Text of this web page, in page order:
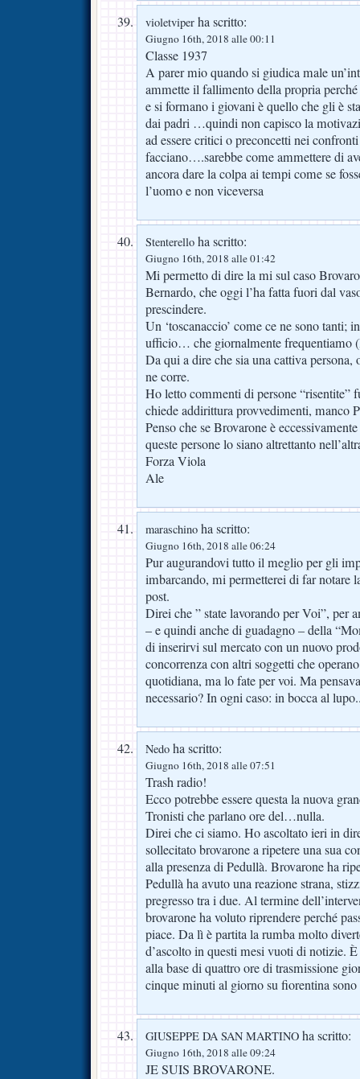
violetviper ha scritto:
Giugno 16th, 2018 alle 00:11
Classe 1937
A parer mio quando si giudica male
ammette il fallimento della propria
e si formano i giovani è quello che gli è
dai padri …quindi non capisco la
ad essere critici o preconcetti nei
facciano….sarebbe come ammettere di
ancora dare la colpa ai tempi come se
l’uomo e non viceversa
Stenterello ha scritto:
Giugno 16th, 2018 alle 01:42
Mi permetto di dire la mi sul caso
Bernardo, che oggi l’ha fatta fuori dal
prescindere.
Un ‘toscanaccio’ come ce ne sono tanti;
ufficio… che giornalmente frequentiamo
Da qui a dire che sia una cattiva persona,
ne corre.
Ho letto commenti di persone “risentite”
chiede addirittura provvedimenti, manco
Penso che se Brovarone è
queste persone lo siano altrettanto
Forza Viola
Ale
maraschino ha scritto:
Giugno 16th, 2018 alle 06:24
Pur augurandovi tutto il meglio per gli
imbarcando, mi permetterei di far notare
post.
Direi che ” state lavorando per Voi”, per
– e quindi anche di guadagno – della
di inserirvi sul mercato con un nuovo
concorrenza con altri soggetti che
quotidiana, ma lo fate per voi. Ma
necessario? In ogni caso: in bocca al
Nedo ha scritto:
Giugno 16th, 2018 alle 07:51
Trash radio!
Ecco potrebbe essere questa la nuova
Tronisti che parlano ore del…nulla.
Direi che ci siamo. Ho ascoltato ieri in
sollecitato brovarone a ripetere una sua
alla presenza di Pedullà. Brovarone ha
Pedullà ha avuto una reazione strana,
pregresso tra i due. Al termine
brovarone ha voluto riprendere perché
piace. Da lì è partita la rumba molto
d’ascolto in questi mesi vuoti di notizie.
alla base di quattro ore di trasmissione
cinque minuti al giorno su fiorentina
GIUSEPPE DA SAN MARTINO ha scritto:
Giugno 16th, 2018 alle 09:24
JE SUIS BROVARONE.